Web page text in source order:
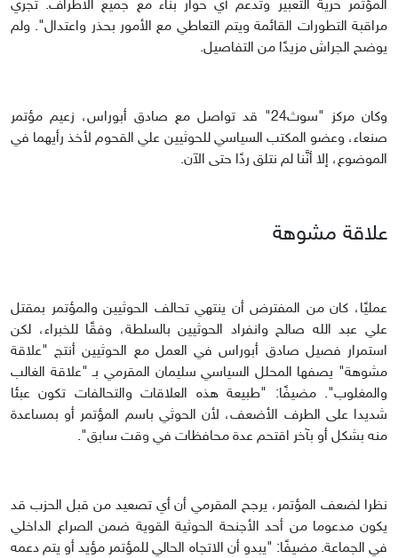
المؤتمر حرية التعبير وتدعم أي حوار بناء مع جميع الأطراف. تجري
مراقبة التطورات القائمة ويتم التعاطي مع الأمور بحذر واعتدال". ولم
يوضح الجراش مزيدًا من التفاصيل.
وكان مركز "سوث24" قد تواصل مع صادق أبوراس، زعيم مؤتمر
صنعاء، وعضو المكتب السياسي للحوثيين علي القحوم لأخذ رأيهما في
الموضوع، إلا أنَّنا لم نتلق ردًا حتى الآن.
علاقة مشوهة
عمليًا، كان من المفترض أن ينتهي تحالف الحوثيين والمؤتمر بمقتل
علي عبد الله صالح وانفراد الحوثيين بالسلطة، وفقًا للخبراء، لكن
استمرار فصيل صادق أبوراس في العمل مع الحوثيين أنتج "علاقة
مشوهة" يصفها المحلل السياسي سليمان المقرمي بـ "علاقة الغالب
والمغلوب". مضيفًا: "طبيعة هذه العلاقات والتحالفات تكون عبئا
شديدا على الطرف الأضعف، لأن الحوثي باسم المؤتمر أو بمساعدة
منه بشكل أو بآخر اقتحم عدة محافظات في وقت سابق".
نظرا لضعف المؤتمر، يرجح المقرمي أن أي تصعيد من قبل الحزب قد
يكون مدعوما من أحد الأجنحة الحوثية القوية ضمن الصراع الداخلي
في الجماعة. مضيفًا: "يبدو أن الاتجاه الحالي للمؤتمر مؤيد أو يتم دعمه